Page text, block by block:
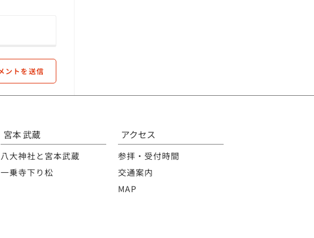
宮本 武蔵
八大神社と宮本武蔵
一乗寺下り松
アクセス
参拝・受付時間
交通案内
MAP